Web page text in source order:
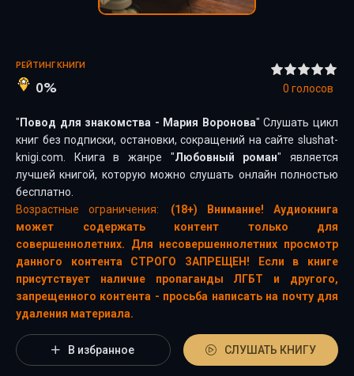
РЕЙТИНГ КНИГИ
0% 0 голосов
" Повод для знакомства - Мария Воронова" Слушать цикл
книг без подписки, остановки, сокращений на сайте slushat-
knigi.com. Книга в жанре "Любовный роман" является
лучшей книгой, которую можно слушать онлайн полностью
бесплатно.
Возрастные ограничения:
(18+) Внимание! Аудиокнига
может содержать контент только для
совершеннолетних. Для несовершеннолетних просмотр
данного контента СТРОГО ЗАПРЕЩЕН! Если в книге
присутствует наличие пропаганды ЛГБТ и другого,
запрещенного контента - просьба написать на почту для
удаления материала.
В избранное СЛУШАТЬ КНИГУ